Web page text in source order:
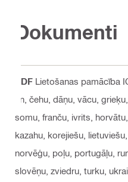
Dokumenti
PDF Lietošanas pamācība
cn, čehu, dāņu, vācu,
somu, franču, ivrits,
kazahu, korejiešu,
norvēģu, poļu, portugāļu,
slovēņu, zviedru, turku,